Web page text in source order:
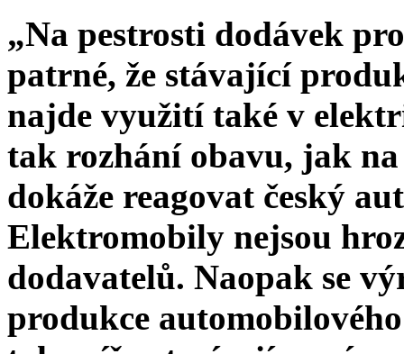
„Na pestrosti dodávek
patrné, že stávající
najde využití také v
tak rozhání obavu, jak
dokáže reagovat český
Elektromobily nejsou
dodavatelů. Naopak se
produkce